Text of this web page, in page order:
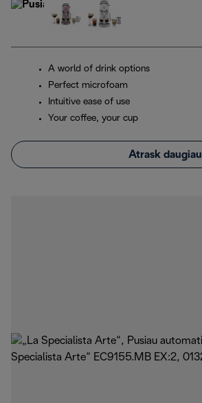
A world of drink options
Perfect microfoam
Intuitive ease of use
Your coffee, your cup
Atrask daugiau